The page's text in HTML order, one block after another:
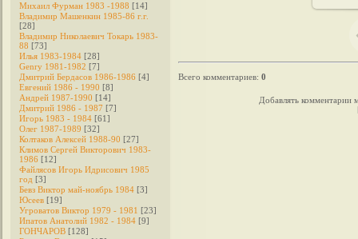
Михаил Фурман 1983 -1988 [14]
Владимир Машенкин 1985-86 г.г.
[28]
Владимир Николаевич Токарь 1983-
88 [73]
Илья 1983-1984 [28]
Genry 1981-1982 [7]
Дмитрий Бердасов 1986-1986 [4]
Евгений 1986 - 1990 [8]
Андрей 1987-1990 [14]
Дмитрий 1986 - 1987 [7]
Игорь 1983 - 1984 [61]
Олег 1987-1989 [32]
Колтаков Алексей 1988-90 [27]
Климов Сергей Викторович 1983-
1986 [12]
Файлясов Игорь Идрисович 1985
год [3]
Бевз Виктор май-ноябрь 1984 [3]
Юсеев [19]
Угроватов Виктор 1979 - 1981 [23]
Ипатов Анатолий 1982 - 1984 [9]
ГОНЧАРОВ [128]
Всего комментариев: 0
Добавлять комментарии